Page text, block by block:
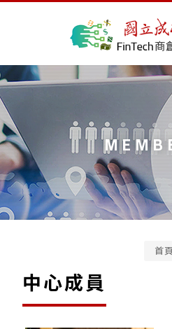
首頁
中心成員